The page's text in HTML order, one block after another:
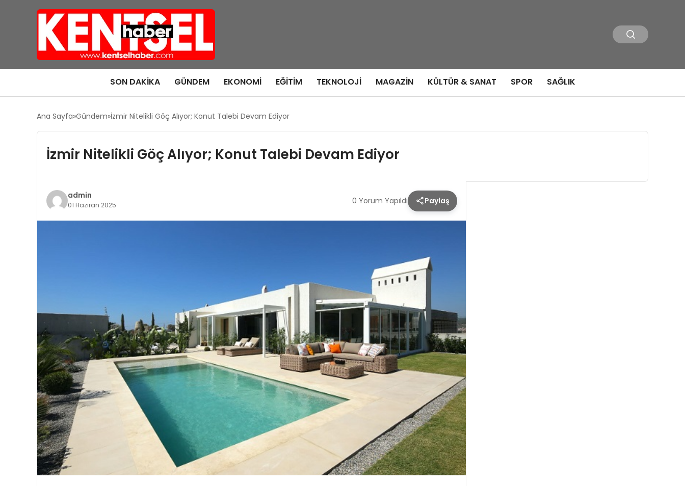
SON DAKIKA GÜNDEM EKONOMI EĞITIM TEKNOLOJI MAGAZIN KÜLTÜR & SANAT SPOR SAĞLIK
Ana Sayfa Gündem İzmir Nitelikli Göç Alıyor; Konut Talebi Devam Ediyor
İzmir Nitelikli Göç Alıyor; Konut Talebi Devam Ediyor
admin
01 Haziran 2025 0 Yorum Yapıldı Paylaş